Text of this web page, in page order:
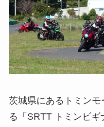
茨城県にあるトミン
る「SRTT トミンビギ